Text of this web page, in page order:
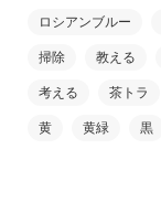
ロシアンブルー
掃除 教える
考える 茶トラ
黄 黄緑 黒